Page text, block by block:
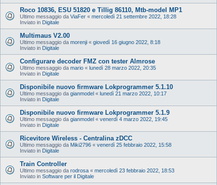
Roco 10836, ESU 51820 e Tillig 86110, Mtb-model MP1
Ultimo messaggio da ViaFer « mercoledì 21 settembre 2022, 18:28
Inviato in Digitale
Multimaus V2.00
Ultimo messaggio da morenji « giovedì 16 giugno 2022, 8:18
Inviato in Digitale
Configurare decoder FMZ con tester Almrose
Ultimo messaggio da mario « lunedì 28 marzo 2022, 20:35
Inviato in Digitale
Disponibile nuovo firmware Lokprogrammer 5.1.10
Ultimo messaggio da gianmodel « lunedì 21 marzo 2022, 10:17
Inviato in Digitale
Disponibile nuovo firmware Lokprogrammer 5.1.9
Ultimo messaggio da gianmodel « venerdì 4 marzo 2022, 19:45
Inviato in Digitale
Ricevitore Wireless - Centralina zDCC
Ultimo messaggio da Miki2796 « venerdì 25 febbraio 2022, 15:58
Inviato in Digitale
Train Controller
Ultimo messaggio da rodrosa « mercoledì 23 febbraio 2022, 18:53
Inviato in Software per il Digitale